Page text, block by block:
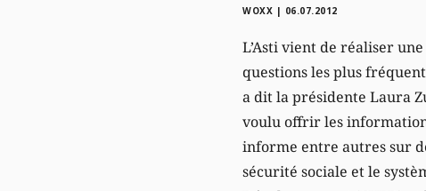
WOXX | 06.07.2012
L’Asti vient de réaliser
questions les plus
a dit la présidente Laura
voulu offrir les
informe entre autres sur
sécurité sociale et le